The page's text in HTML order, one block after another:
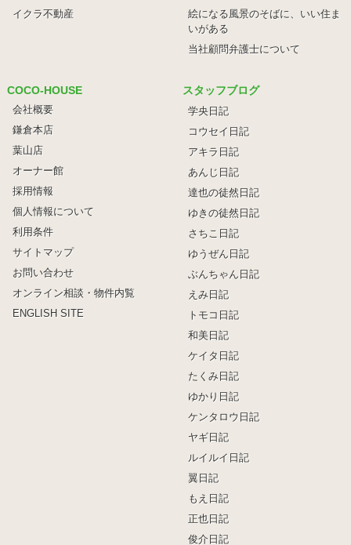
イクラ不動産
絵になる風景のそばに、 いい住ま
いがある
当社顧問弁護士について
COCO-HOUSE
会社概要
鎌倉本店
葉山店
オーナー館
採用情報
個人情報について
利用条件
サイトマップ
お問い合わせ
オンライン相談・物件内覧
ENGLISH SITE
スタッフブログ
学央日記
コウセイ日記
アキラ日記
あんじ日記
達也の徒然日記
ゆきの徒然日記
さちこ日記
ゆうぜん日記
ぶんちゃん日記
えみ日記
トモコ日記
和美日記
ケイタ日記
たくみ日記
ゆかり日記
ケンタロウ日記
ヤギ日記
ルイルイ日記
翼日記
もえ日記
正也日記
俊介日記